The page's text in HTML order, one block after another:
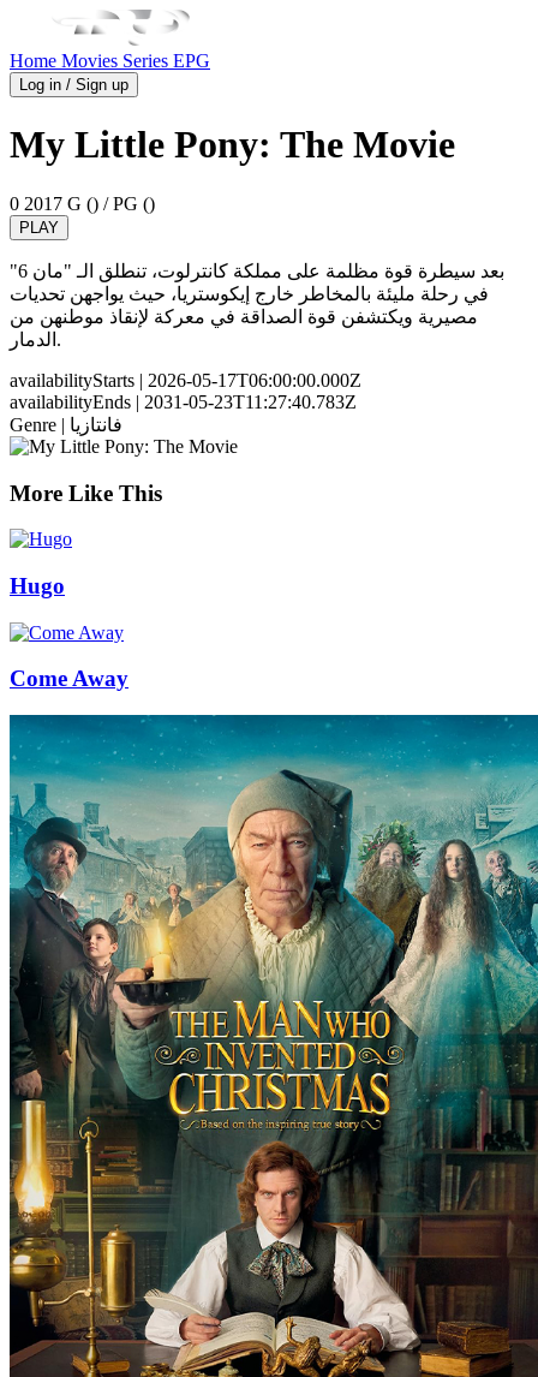
Home Movies Series EPG
Log in / Sign up
My Little Pony: The Movie
0 2017 G () / PG ()
PLAY
بعد سيطرة قوة مظلمة على مملكة كانترلوت، تنطلق الـ "مان 6"
في رحلة مليئة بالمخاطر خارج إيكوستريا، حيث يواجهن تحديات
مصيرية ويكتشفن قوة الصداقة في معركة لإنقاذ موطنهن من
الدمار.
availabilityStarts | 2026-05-17T06:00:00.000Z
availabilityEnds | 2031-05-23T11:27:40.783Z
Genre
| فانتازيا
More Like This
Hugo
Come Away